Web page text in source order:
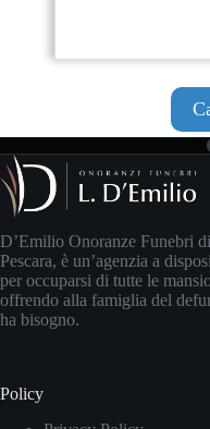
D’Emilio Onoranze Funebri
Pescara, è un’agenzia a
per occuparsi di tutte le
offrendo alla famiglia del
ha bisogno.
Policy